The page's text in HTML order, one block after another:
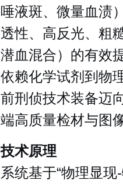
唾液斑、微量血渍
透性、高反光、粗
潜血混合）的有效
依赖化学试剂到物
前刑侦技术装备迈
端高质量检材与图
技术原理
系统基于“物理显